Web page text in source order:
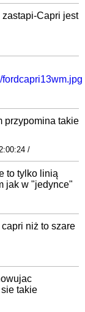
Capri jest
przypomina takie
/
to tylko linią
jak w "jedynce"
niż to szare
takie